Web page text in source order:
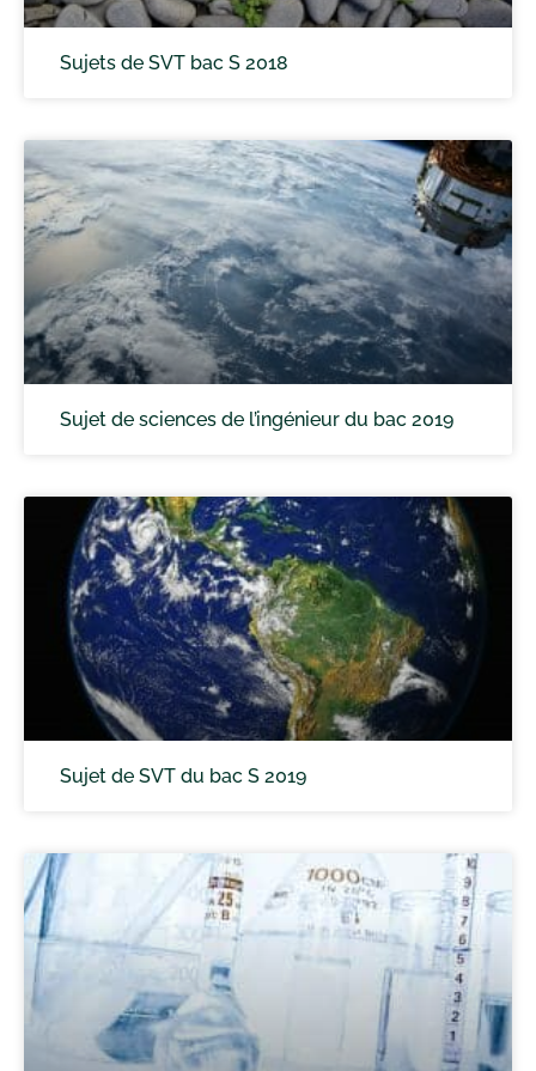
Sujets de SVT bac S 2018
Sujet de sciences de l’ingénieur du bac 2019
Sujet de SVT du bac S 2019